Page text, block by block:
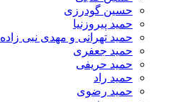
حسین گودرزی
حمید پیروزنیا
حمید تهرانی و مهدی نبی زاده
حمید جعفری
حمید حریفی
حمید راد
حمید رضوی